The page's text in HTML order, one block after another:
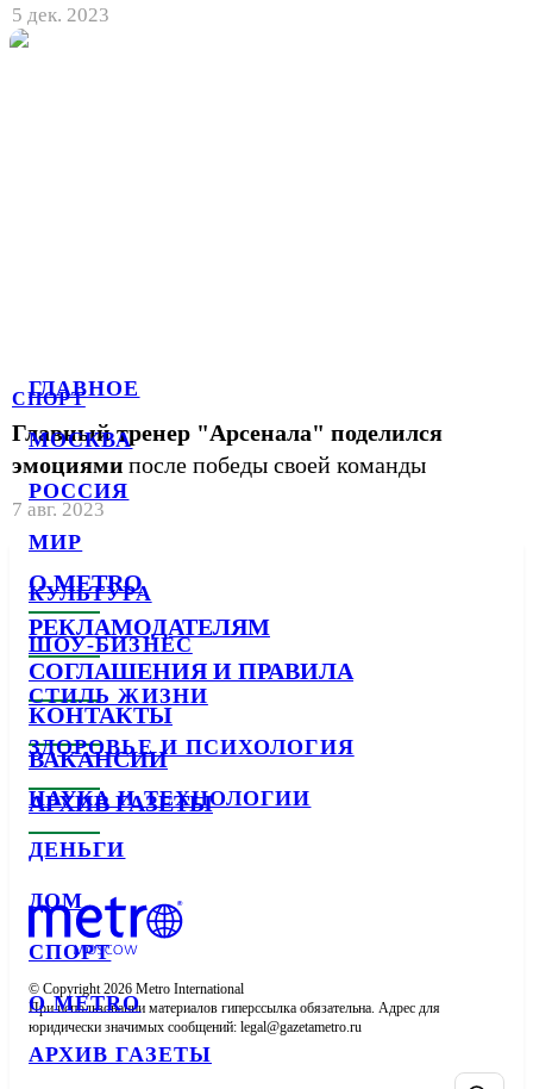
ГЛАВНОЕ
МОСКВА
РОССИЯ
МИР
КУЛЬТУРА
ШОУ-БИЗНЕС
СТИЛЬ ЖИЗНИ
ЗДОРОВЬЕ И ПСИХОЛОГИЯ
НАУКА И ТЕХНОЛОГИИ
ДЕНЬГИ
ДОМ
СПОРТ
О METRO
АРХИВ ГАЗЕТЫ
5 дек. 2023
СПОРТ
Главный тренер "Арсенала" поделился
эмоциями после победы своей команды
7 авг. 2023
О METRO
РЕКЛАМОДАТЕЛЯМ
СОГЛАШЕНИЯ И ПРАВИЛА
КОНТАКТЫ
ВАКАНСИИ
АРХИВ ГАЗЕТЫ
© Copyright 2026 Metro International
При использовании материалов гиперссылка обязательна. Адрес для
юридически значимых сообщений: